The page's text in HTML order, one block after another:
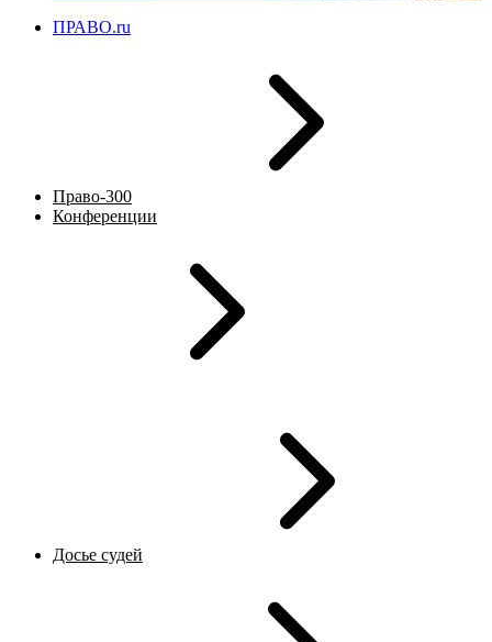
ПРАВО.ru
Право-300
Конференции
Досье судей